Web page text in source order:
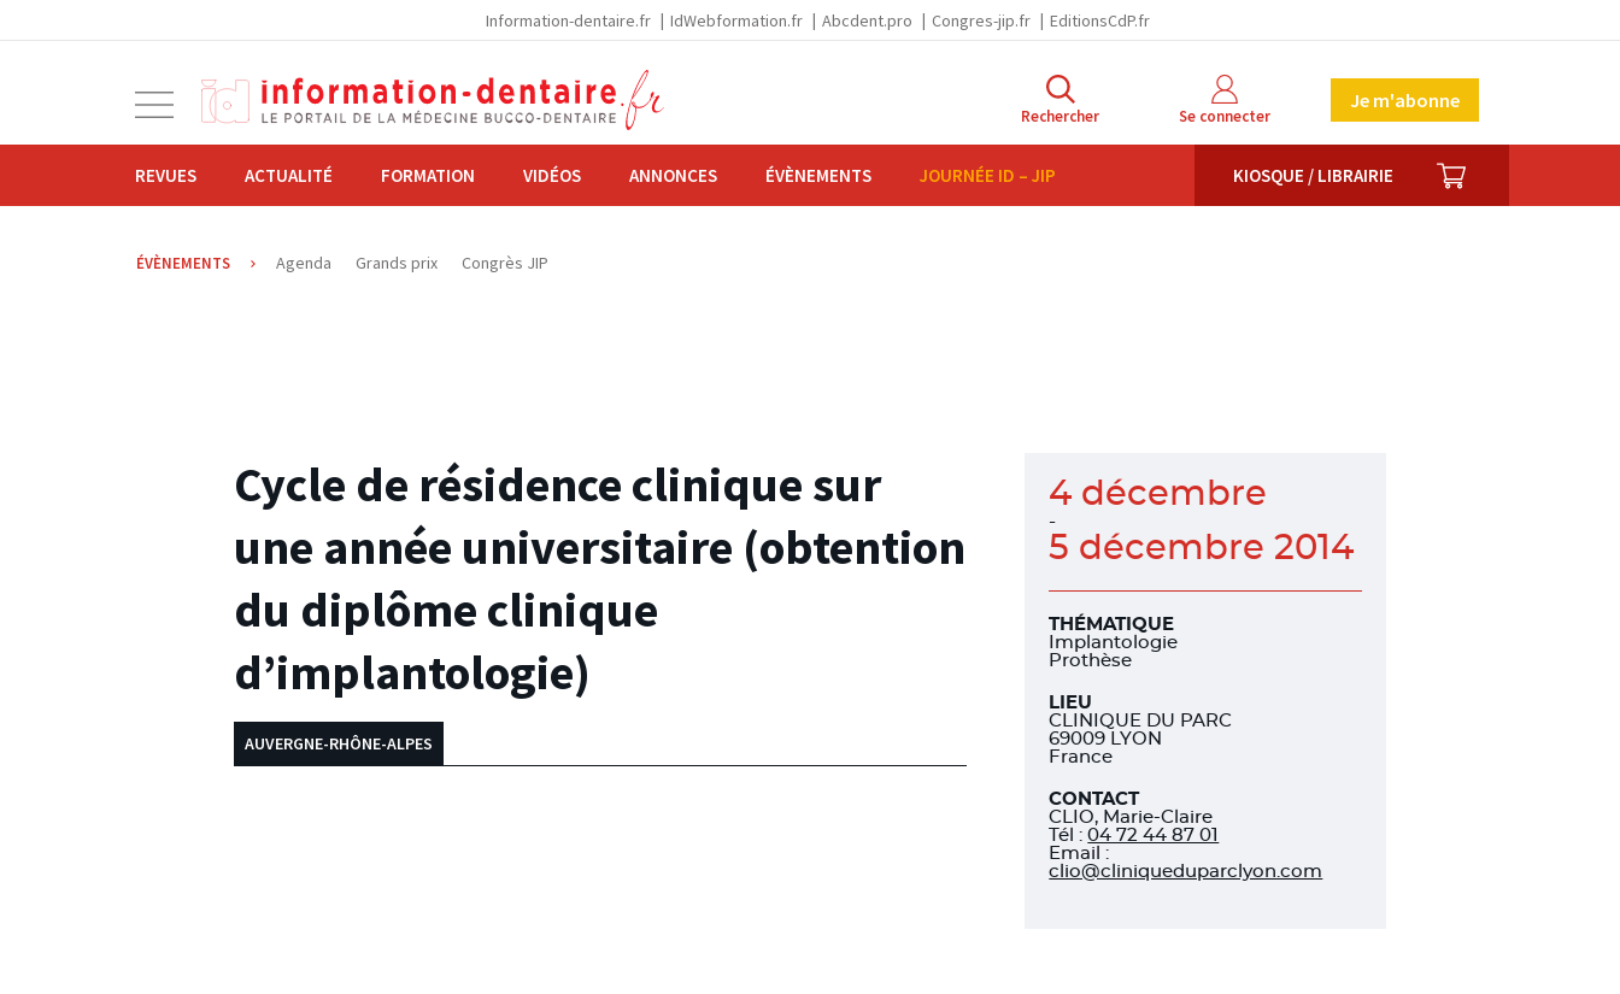
Information-dentaire.fr IdWebformation.fr Abcdent.pro Congres-jip.fr EditionsCdP.fr
navigation
Rechercher Se connecter
Je m'abonne
REVUES ACTUALITÉ FORMATION VIDÉOS ANNONCES ÉVÈNEMENTS JOURNÉE ID – JIP KIOSQUE / LIBRAIRIE PANIER
ÉVÈNEMENTS Agenda Grands prix Congrès JIP
26.05.2014
Cycle de résidence clinique sur
une année universitaire (obtention
du diplôme clinique
d’implantologie)
AUVERGNE-RHÔNE-ALPES
4 décembre
-
5 décembre 2014
THÉMATIQUE
Implantologie
Prothèse
LIEU
CLINIQUE DU PARC
69009 LYON
France
CONTACT
CLIO, Marie-Claire
Tél :04 72 44 87 01
Email :
clio@cliniqueduparclyon.com